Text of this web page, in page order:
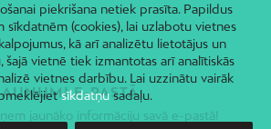
E-PASTĀ
jaunāko informāciju savā e-pastā!
piekrišana netiek prasīta. Papildus
sīkdatnēm (cookies), lai uzlabotu vietnes
kā arī analizētu lietotājus un
šajā vietnē tiek izmantotas arī analītiskās
vietnes darbību. Lai uzzinātu vairāk
sīkdatņusadaļu.